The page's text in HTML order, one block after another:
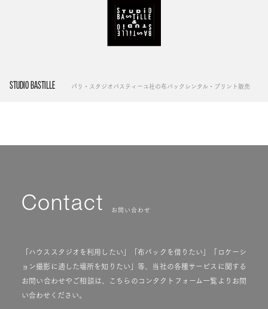
STUDIO BASTILLE パリ・スタジオバスティーユ社の布バックレンタル・プリント販売
Contact お問い合わせ
「ハウススタジオを利用したい」「布バックを借りたい」「ロケーシ
ョン撮影に適した場所を知りたい」等、当社の各種サービスに関する
お問い合わせやご相談は、こちらのコンタクトフォーム一覧よりお問
い合わせください。